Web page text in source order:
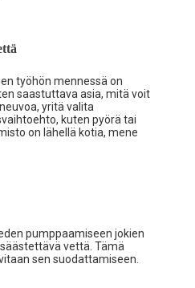
työhön mennessä on
saastuttava asia, mitä voit
yritä valita
kuten pyörä tai
on lähellä kotia, mene
pumppaamiseen jokien
vettä. Tämä
sen suodattamiseen.